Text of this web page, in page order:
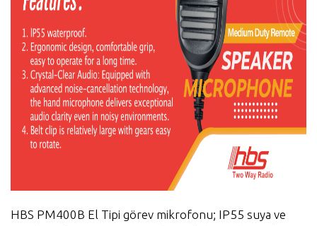
HBS PM400B El Tipi görev mikrofonu; IP55 suya ve